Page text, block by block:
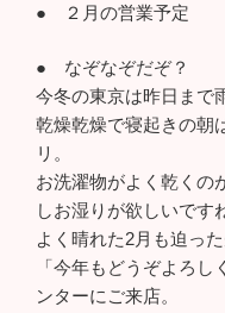
● ２月の営業予定
● なぞなぞだぞ？
今冬の東京は昨日まで
乾燥乾燥で寝起きの朝
リ。
お洗濯物がよく乾くの
しお湿りが欲しいです
よく晴れた2月も迫った
「今年もどうぞよろ
ンターにご来店。